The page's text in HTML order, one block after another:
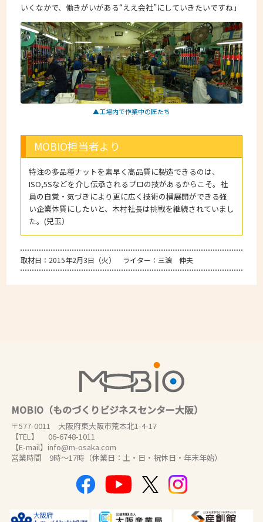
いくなかで、働きがいがある“ええ会社”にしていきたいですね」
▲工場内で作業中の匠たち
MOBIO担当者より
特注の多品種ナットを素早く高品質に製造できるのは、
ISO,5Sなどを介し伝承されるプロの技があるからこそ。社
員の自覚・気づきにより更に広く技術の横展開ができる強
い企業体質にしたいと、木村社長は挑戦を継続されていまし
た。(兒玉）
取材日：2015年2月3日（火） ライター：三浪 伸夫
MOBIO（ものづくりビジネスセンター大阪）
〒577-0011 大阪府東大阪市荒本北1-4-17
【TEL】 06-6748-1011
【E-mail】info@m-osaka.com
営業時間 9時～17時（休業日：土・日・祝休日・年末年始）